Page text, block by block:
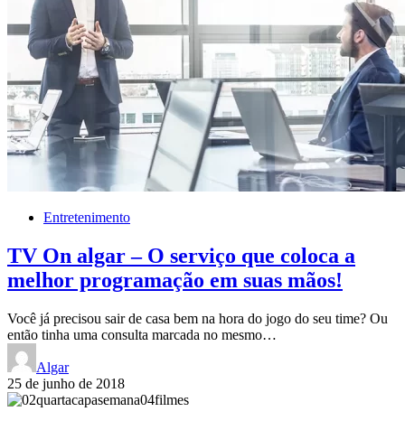
Entretenimento
TV On algar – O serviço que coloca a
melhor programação em suas mãos!
Você já precisou sair de casa bem na hora do jogo do seu time? Ou
então tinha uma consulta marcada no mesmo…
Algar
25 de junho de 2018